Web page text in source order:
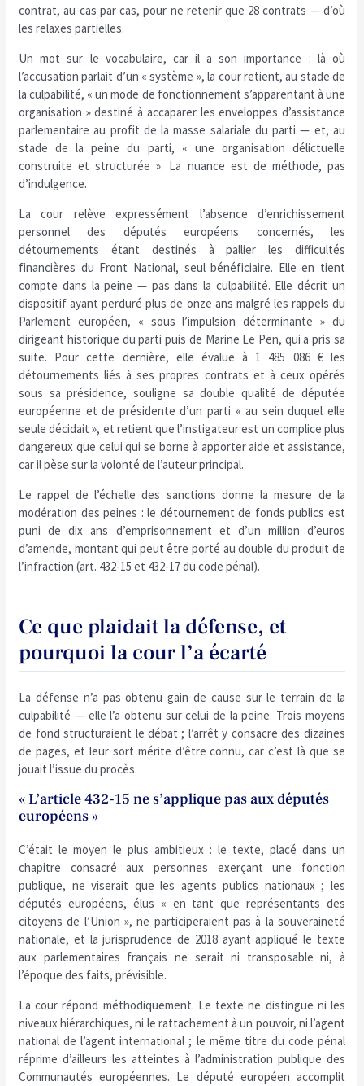
contrat, au cas par cas, pour ne retenir que 28 contrats — d’où
les relaxes partielles.
Un mot sur le vocabulaire, car il a son importance : là où
l’accusation parlait d’un « système », la cour retient, au stade de
la culpabilité, « un mode de fonctionnement s’apparentant à une
organisation » destiné à accaparer les enveloppes d’assistance
parlementaire au profit de la masse salariale du parti — et, au
stade de la peine du parti, « une organisation délictuelle
construite et structurée ». La nuance est de méthode, pas
d’indulgence.
La cour relève expressément l’absence d’enrichissement
personnel des députés européens concernés, les
détournements étant destinés à pallier les difficultés
financières du Front National, seul bénéficiaire. Elle en tient
compte dans la peine — pas dans la culpabilité. Elle décrit un
dispositif ayant perduré plus de onze ans malgré les rappels du
Parlement européen, « sous l’impulsion déterminante » du
dirigeant historique du parti puis de Marine Le Pen, qui a pris sa
suite. Pour cette dernière, elle évalue à 1 485 086 € les
détournements liés à ses propres contrats et à ceux opérés
sous sa présidence, souligne sa double qualité de députée
européenne et de présidente d’un parti « au sein duquel elle
seule décidait », et retient que l’instigateur est un complice plus
dangereux que celui qui se borne à apporter aide et assistance,
car il pèse sur la volonté de l’auteur principal.
Le rappel de l’échelle des sanctions donne la mesure de la
modération des peines : le détournement de fonds publics est
puni de dix ans d’emprisonnement et d’un million d’euros
d’amende, montant qui peut être porté au double du produit de
l’infraction (art. 432-15 et 432-17 du code pénal).
Ce que plaidait la défense, et
pourquoi la cour l’a écarté
La défense n’a pas obtenu gain de cause sur le terrain de la
culpabilité — elle l’a obtenu sur celui de la peine. Trois moyens
de fond structuraient le débat ; l’arrêt y consacre des dizaines
de pages, et leur sort mérite d’être connu, car c’est là que se
jouait l’issue du procès.
« L’article 432-15 ne s’applique pas aux députés
européens »
C’était le moyen le plus ambitieux : le texte, placé dans un
chapitre consacré aux personnes exerçant une fonction
publique, ne viserait que les agents publics nationaux ; les
députés européens, élus « en tant que représentants des
citoyens de l’Union », ne participeraient pas à la souveraineté
nationale, et la jurisprudence de 2018 ayant appliqué le texte
aux parlementaires français ne serait ni transposable ni, à
l’époque des faits, prévisible.
La cour répond méthodiquement. Le texte ne distingue ni les
niveaux hiérarchiques, ni le rattachement à un pouvoir, ni l’agent
national de l’agent international ; le même titre du code pénal
réprime d’ailleurs les atteintes à l’administration publique des
Communautés européennes. Le député européen accomplit